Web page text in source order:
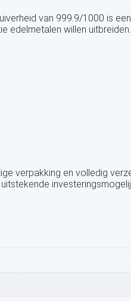
van 999.9/1000 is
edelmetalen willen
verpakking en volledig